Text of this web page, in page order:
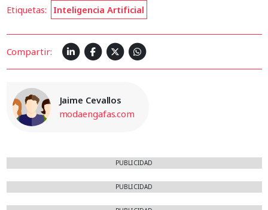
Etiquetas: Inteligencia Artificial
Compartir:
Jaime Cevallos
modaengafas.com
PUBLICIDAD
PUBLICIDAD